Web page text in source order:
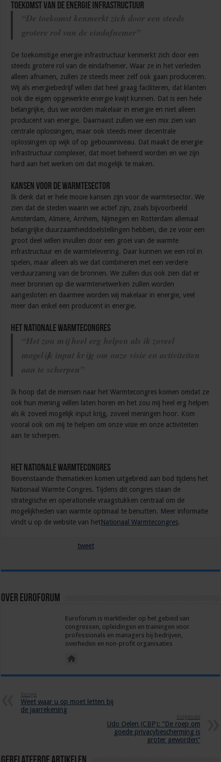
Toekomst van de Energie Infrastructuur
“De toekomst kenmerkt zich door een steeds
grotere rol van de eindafnemer”
De toekomstige energie infrastructuur kenmerkt zich door een
steeds grotere rol van de eindafnemer. Waar ze in het verleden
alleen afnamen, zullen ze steeds meer zelf ook gaan produceren.
Wij als energiebedrijf willen dat heel graag faciliteren, dat klanten
ook die eigen opgewerkte energie kwijt kunnen. Dat is een hele
belangrijke, dus we worden makelaar in energie en niet alleen
producent van energie. Daarnaast zullen we een mix zien van
centrale oplossingen, maar ook steeds meer decentrale
oplossingen op wijk of op gebouwniveau. Dat maakt de energie
infrastructuur complexer, dat moet beheerd worden en we zijn
hard aan het werken om dat mogelijk te maken.
Kansen voor de warmtesector
Ik denk dat er hele mooie kansen zijn voor de warmtesector. We
zien dat de steden waarin we actief zijn, zoals bijvoorbeeld
Amsterdam, Almere, Arnhem, Nijmegen en Rotterdam allemaal
belangrijke duurzaamheiddoelstellingen hebben, die ze voor een
groot deel willen invullen door een groei van de warmte
infrastructuur en de warmtelevering. Daar kunnen we een rol in
spelen, maar alleen als we dat combineren met een verdere
verduurzaming van de bronnen. We zullen dus ook zien dat er
meer bronnen op die warmtenetwerken zullen worden
aangesloten en daarmee worden wij makelaar in energie, veel
meer dan enkel een producent in energie.
Het Nationale Warmtecongres
“Het zou mij heel erg helpen als ik zoveel
mogelijk input krijg om onze visie en activiteiten
aan te scherpen”
Ik hoop dat de mensen naar het Warmtecongres komen omdat ze
ook hun mening willen laten horen en het zou mij heel erg helpen
als ik zoveel mogelijk input krijg, zoveel meningen hoor. Kom
vooral ook om mij te helpen om onze visie en onze activiteiten
aan te scherpen.
Het Nationale Warmtecongres
Bovenstaande thematieken komen uitgebreid aan bod tijdens het
Nationaal Warmte Congres. Tijdens dit congres staan de
strategische en operationele vraagstukken centraal om de
mogelijkheden van warmte optimaal te benutten. Meer informatie
vindt u op de website van hetNationaal Warmtecongres.
tweet
Over euroforum
Euroforum is marktleider op het gebied van
congressen, opleidingen en trainingen voor
professionals en managers bij bedrijven,
overheden en non-profit organisaties
Vorige
Weet waar u op moet letten bij
de jaarrekening
Volgende
Udo Oelen (CBP): “De roep om
goede privacybescherming is
groter geworden”